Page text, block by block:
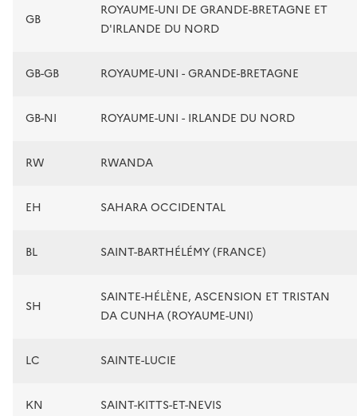
GB
ROYAUME-UNI DE GRANDE-BRETAGNE ET
D'IRLANDE DU NORD
GB-GB ROYAUME-UNI - GRANDE-BRETAGNE
GB-NI ROYAUME-UNI - IRLANDE DU NORD
RW RWANDA
EH SAHARA OCCIDENTAL
BL SAINT-BARTHÉLÉMY (FRANCE)
SH
SAINTE-HÉLÈNE, ASCENSION ET TRISTAN
DA CUNHA (ROYAUME-UNI)
LC SAINTE-LUCIE
KN SAINT-KITTS-ET-NEVIS